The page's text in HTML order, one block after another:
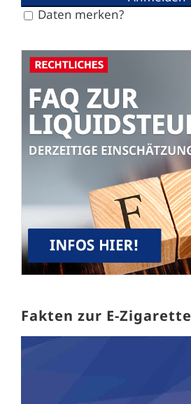
Daten merken?
Fakten zur E-Zigarette